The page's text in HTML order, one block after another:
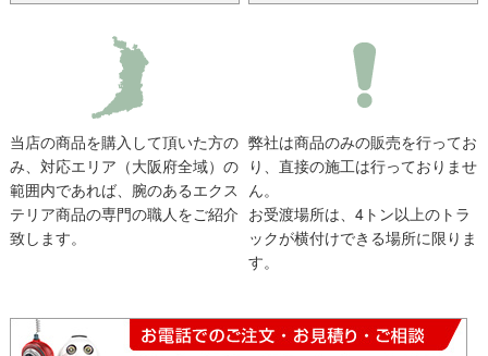
当店の商品を購入して頂いた方の
み、対応エリア（大阪府全域）の
範囲内であれば、腕のあるエクス
テリア商品の専門の職人をご紹介
致します。
弊社は商品のみの販売を行ってお
り、直接の施工は行っておりませ
ん。
お受渡場所は、4トン以上のトラ
ックが横付けできる場所に限りま
す。